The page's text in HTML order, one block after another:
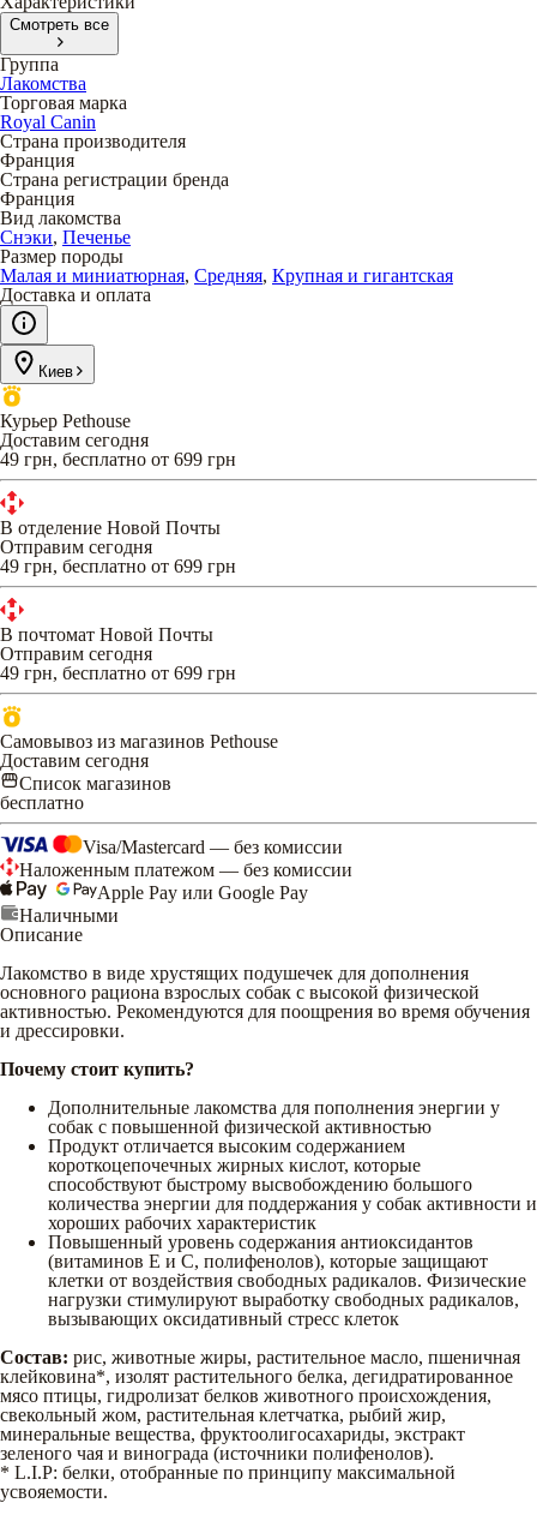
Смотреть все
Группа
Лакомства
Торговая марка
Royal Canin
Страна производителя
Франция
Страна регистрации бренда
Франция
Вид лакомства
Снэки, Печенье
Размер породы
Малая и миниатюрная, Средняя, Крупная и гигантская
Доставка и оплата
Киев
Курьер Pethouse
Доставим сегодня
49 грн, бесплатно от 699 грн
В отделение Новой Почты
Отправим сегодня
49 грн, бесплатно от 699 грн
В почтомат Новой Почты
Отправим сегодня
49 грн, бесплатно от 699 грн
Самовывоз из магазинов Pethouse
Доставим сегодня
Список магазинов
бесплатно
Visa/Mastercard — без комиссии
Наложенным платежом — без комиссии
Apple Pay или Google Pay
Наличными
Описание
Лакомство в виде хрустящих подушечек для дополнения
основного рациона взрослых собак с высокой физической
активностью. Рекомендуются для поощрения во время обучения
и дрессировки.
Почему стоит купить?
Дополнительные лакомства для пополнения энергии у
собак с повышенной физической активностью
Продукт отличается высоким содержанием
короткоцепочечных жирных кислот, которые
способствуют быстрому высвобождению большого
количества энергии для поддержания у собак активности и
хороших рабочих характеристик
Повышенный уровень содержания антиоксидантов
(витаминов Е и С, полифенолов), которые защищают
клетки от воздействия свободных радикалов. Физические
нагрузки стимулируют выработку свободных радикалов,
вызывающих оксидативный стресс клеток
Состав: рис, животные жиры, растительное масло, пшеничная
клейковина*, изолят растительного белка, дегидратированное
мясо птицы, гидролизат белков животного происхождения,
свекольный жом, растительная клетчатка, рыбий жир,
минеральные вещества, фруктоолигосахариды, экстракт
зеленого чая и винограда (источники полифенолов).
* L.I.P: белки, отобранные по принципу максимальной
усвояемости.